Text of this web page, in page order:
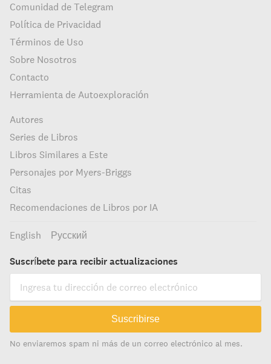
Comunidad de Telegram
Política de Privacidad
Términos de Uso
Sobre Nosotros
Contacto
Herramienta de Autoexploración
Autores
Series de Libros
Libros Similares a Este
Personajes por Myers-Briggs
Citas
Recomendaciones de Libros por IA
English Русский
Suscríbete para recibir actualizaciones
Suscribirse
No enviaremos spam ni más de un correo electrónico al mes.